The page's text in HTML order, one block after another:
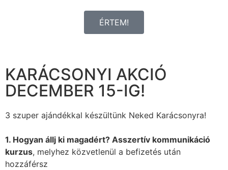
ÉRTEM!
KARÁCSONYI AKCIÓ
DECEMBER 15-IG!
3 szuper ajándékkal készültünk Neked Karácsonyra!
1. Hogyan állj ki magadért? Asszertív kommunikáció
kurzus, melyhez közvetlenül a befizetés után
hozzáférsz